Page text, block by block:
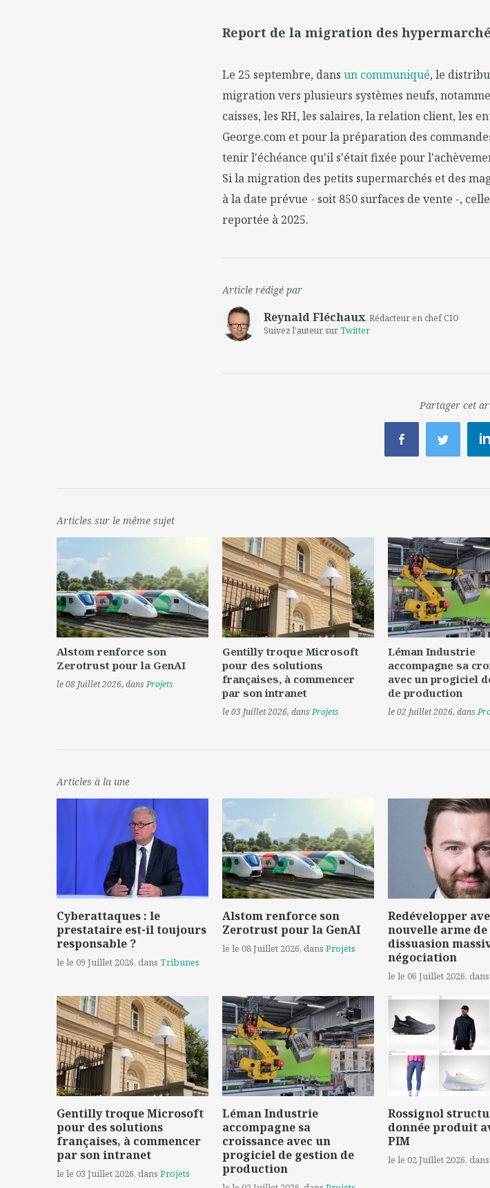
Report de la migration des
Le 25 septembre, dans un communiqué, le
migration vers plusieurs systèmes neufs,
caisses, les RH, les salaires, la relation client, les
George.com et pour la préparation des
tenir l'échéance qu'il s'était fixée pour
Si la migration des petits supermarchés et des
à la date prévue - soit 850 surfaces de vente -,
reportée à 2025.
Article rédigé par
Reynald Fléchaux, Rédacteur en chef CIO
Suivez l'auteur surTwitter
Partager cet
Articles sur le même sujet
Alstom renforce son
Zerotrust pour la GenAI
le 08 Juillet 2026, dansProjets
Gentilly troque Microsoft
pour des solutions
françaises, à commencer
par son intranet
le 03 Juillet 2026, dansProjets
Léman Industrie
accompagne sa
avec un progiciel
de production
le 02 Juillet 2026, dans
Articles à la une
Cyberattaques : le
prestataire est-il toujours
responsable ?
le le 09 Juillet 2026, dans Tribunes
Alstom renforce son
Zerotrust pour la GenAI
le le 08 Juillet 2026, dans Projets
Redévelopper
nouvelle arme de
dissuasion
négociation
le le 06 Juillet 2026, dans
Gentilly troque Microsoft
pour des solutions
françaises, à commencer
par son intranet
le le 03 Juillet 2026, dans Projets
Léman Industrie
accompagne sa
croissance avec un
progiciel de gestion de
production
Rossignol
donnée produit
PIM
le le 02 Juillet 2026, dans